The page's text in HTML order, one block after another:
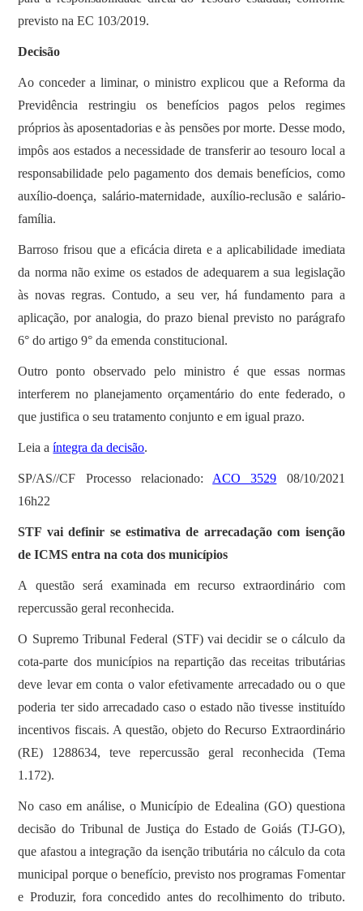
previsto na EC 103/2019.
Decisão
Ao conceder a liminar, o ministro explicou que a Reforma da
Previdência restringiu os benefícios pagos pelos regimes
próprios às aposentadorias e às pensões por morte. Desse modo,
impôs aos estados a necessidade de transferir ao tesouro local a
responsabilidade pelo pagamento dos demais benefícios, como
auxílio-doença, salário-maternidade, auxílio-reclusão e salário-
família.
Barroso frisou que a eficácia direta e a aplicabilidade imediata
da norma não exime os estados de adequarem a sua legislação
às novas regras. Contudo, a seu ver, há fundamento para a
aplicação, por analogia, do prazo bienal previsto no parágrafo
6° do artigo 9° da emenda constitucional.
Outro ponto observado pelo ministro é que essas normas
interferem no planejamento orçamentário do ente federado, o
que justifica o seu tratamento conjunto e em igual prazo.
Leia aíntegra da decisão.
SP/AS//CF Processo relacionado: ACO 3529 08/10/2021
16h22
STF vai definir se estimativa de arrecadação com isenção
de ICMS entra na cota dos municípios
A questão será examinada em recurso extraordinário com
repercussão geral reconhecida.
O Supremo Tribunal Federal (STF) vai decidir se o cálculo da
cota-parte dos municípios na repartição das receitas tributárias
deve levar em conta o valor efetivamente arrecadado ou o que
poderia ter sido arrecadado caso o estado não tivesse instituído
incentivos fiscais. A questão, objeto do Recurso Extraordinário
(RE) 1288634, teve repercussão geral reconhecida (Tema
1.172).
No caso em análise, o Município de Edealina (GO) questiona
decisão do Tribunal de Justiça do Estado de Goiás (TJ-GO),
que afastou a integração da isenção tributária no cálculo da cota
municipal porque o benefício, previsto nos programas Fomentar
e Produzir, fora concedido antes do recolhimento do tributo.